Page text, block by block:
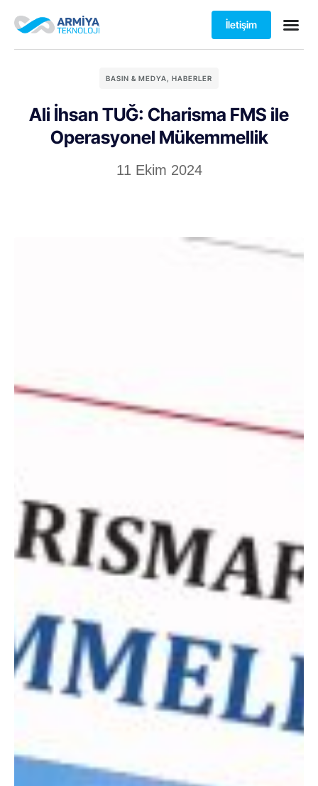
İletişim
BASIN & MEDYA, HABERLER
Ali İhsan TUĞ: Charisma FMS ile
Operasyonel Mükemmellik
11 Ekim 2024